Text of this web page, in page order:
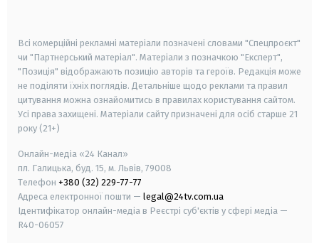
Всі комерційні рекламні матеріали позначені словами "Спецпроєкт"
чи "Партнерський матеріал". Матеріали з позначкою "Експерт",
"Позиція" відображають позицію авторів та героїв. Редакція може
не поділяти їхніх поглядів. Детальніше щодо реклами та правил
цитування можна ознайомитись в правилах користування сайтом.
Усі права захищені. Матеріали сайту призначені для осіб старше 21
року (21+)
Онлайн-медіа «24 Канал»
пл. Галицька, буд. 15, м. Львів, 79008
Телефон +380 (32) 229-77-77
Адреса електронної пошти — legal@24tv.com.ua
Ідентифікатор онлайн-медіа в Реєстрі суб'єктів у сфері медіа —
R40-06057